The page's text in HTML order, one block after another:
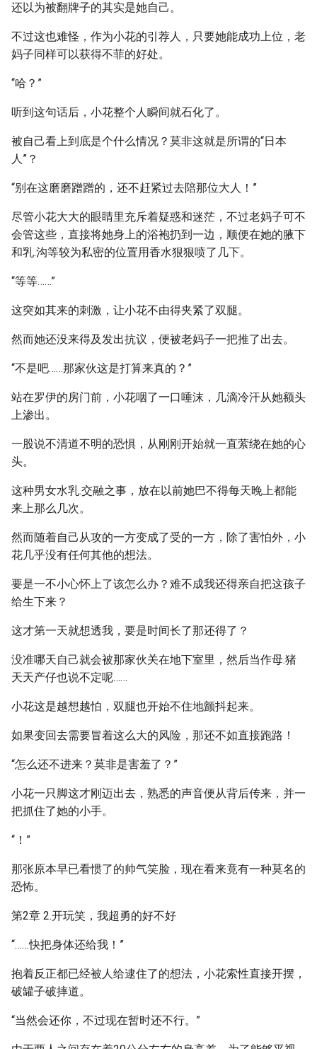
还以为被翻牌子的其实是她自己。
不过这也难怪，作为小花的引荐人，只要她能成功上位，老
妈子同样可以获得不菲的好处。
“哈？”
听到这句话后，小花整个人瞬间就石化了。
被自己看上到底是个什么情况？莫非这就是所谓的“日本
人”？
“别在这磨磨蹭蹭的，还不赶紧过去陪那位大人！”
尽管小花大大的眼睛里充斥着疑惑和迷茫，不过老妈子可不
会管这些，直接将她身上的浴袍扔到一边，顺便在她的腋下
和乳.沟等较为私密的位置用香水狠狠喷了几下。
“等等……”
这突如其来的刺激，让小花不由得夹紧了双腿。
然而她还没来得及发出抗议，便被老妈子一把推了出去。
“不是吧……那家伙这是打算来真的？”
站在罗伊的房门前，小花咽了一口唾沫，几滴冷汗从她额头
上渗出。
一股说不清道不明的恐惧，从刚刚开始就一直萦绕在她的心
头。
这种男女水乳.交融之事，放在以前她巴不得每天晚上都能
来上那么几次。
然而随着自己从攻的一方变成了受的一方，除了害怕外，小
花几乎没有任何其他的想法。
要是一不小心怀上了该怎么办？难不成我还得亲自把这孩子
给生下来？
这才第一天就想透我，要是时间长了那还得了？
没准哪天自己就会被那家伙关在地下室里，然后当作母.猪
天天产仔也说不定呢……
小花这是越想越怕，双腿也开始不住地颤抖起来。
如果变回去需要冒着这么大的风险，那还不如直接跑路！
“怎么还不进来？莫非是害羞了？”
小花一只脚这才刚迈出去，熟悉的声音便从背后传来，并一
把抓住了她的小手。
“！”
那张原本早已看惯了的帅气笑脸，现在看来竟有一种莫名的
恐怖。
第2章 2.开玩笑，我超勇的好不好
“……快把身体还给我！”
抱着反正都已经被人给逮住了的想法，小花索性直接开摆，
破罐子破摔道。
“当然会还你，不过现在暂时还不行。”